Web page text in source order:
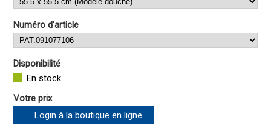
Numéro d'article
Disponibilité
En stock
Votre prix
Login à la boutique en ligne